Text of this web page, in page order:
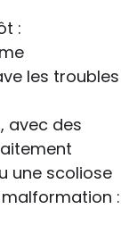
:
les troubles
avec des
une scoliose
: